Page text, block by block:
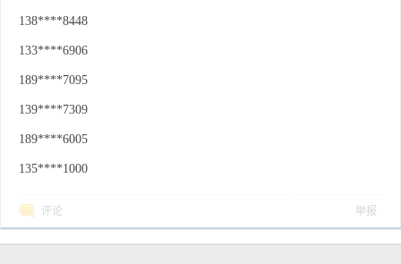
138****8448
133****6906
189****7095
139****7309
189****6005
135****1000
评论 举报